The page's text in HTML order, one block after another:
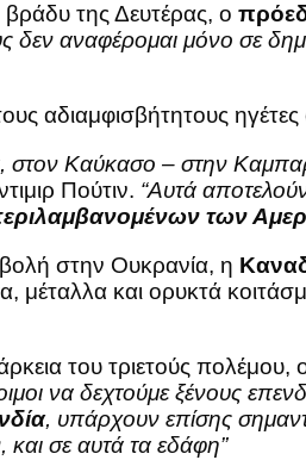
της Δευτέρας, ο
δεν αναφέρομαι μόνο σε
αδιαμφισβήτητους
Καύκασο – στην
Πούτιν. “Αυτά
των
στην Ουκρανία, η
μέταλλα και ορυκτά
του τριετούς πολέμου,
να δεχτούμε ξένους
, υπάρχουν επίσης
σε αυτά τα εδάφη”